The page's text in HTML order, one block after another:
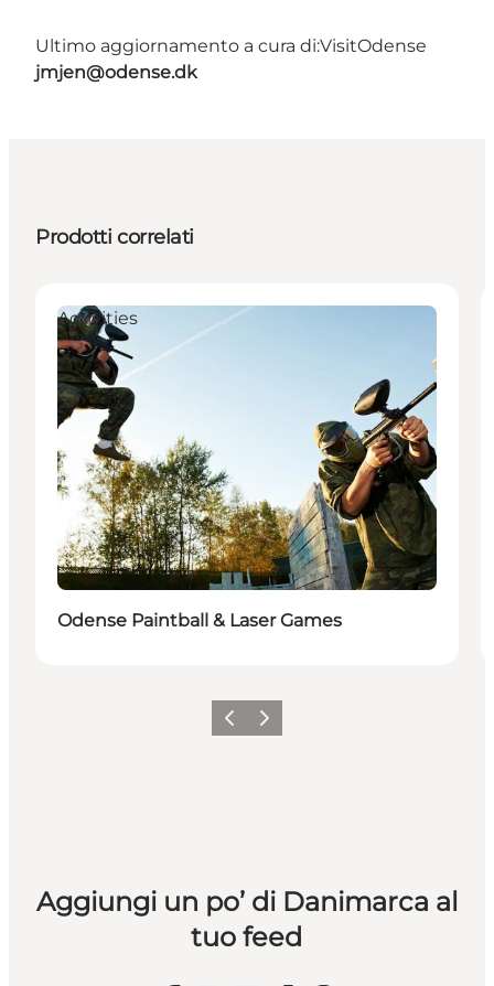
Ultimo aggiornamento a cura di:VisitOdense
jmjen@odense.dk
Prodotti correlati
Activities
Odense Paintball & Laser Games
Precedente
Avanti
Aggiungi un po’ di Danimarca al
tuo feed